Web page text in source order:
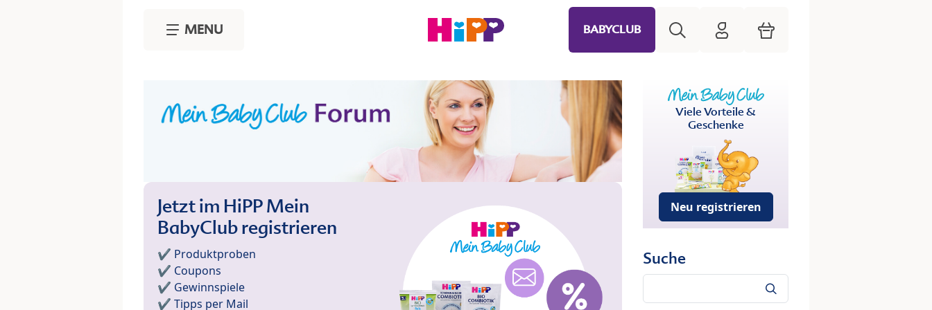
MENU BABYCLUB HiPP Mein Babyclub
Warenkorb
Jetzt im HiPP Mein
BabyClub registrieren
✔️ Produktproben
✔️ Coupons
✔️ Gewinnspiele
✔️ Tipps per Mail
Viele Vorteile &
Geschenke
Neu registrieren
Suche